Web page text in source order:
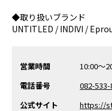
◆取り扱いブランド
UNTITLED / INDIVI /
営業時間
10:00〜
電話番号
082-533-
公式サイト
https://